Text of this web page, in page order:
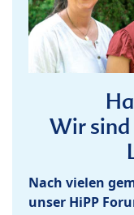
Wir sind
Nach vielen
unser HiPP